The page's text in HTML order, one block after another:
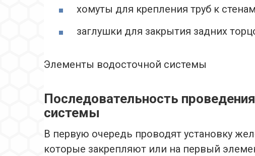
хомуты для крепления труб к
заглушки для закрытия задних
Элементы водосточной системы
Последовательность
системы
В первую очередь проводят установку
которые закрепляют или на первый